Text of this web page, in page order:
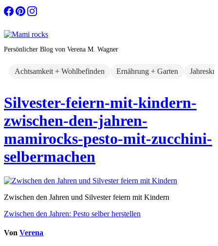
Zum
Inhalt
Persönlicher Blog von Verena M. Wagner
Achtsamkeit + Wohlbefinden Ernährung + Garten
Silvester-feiern-mit-kindern-
zwischen-den-jahren-
mamirocks-pesto-mit-zucchini-
selbermachen
Zwischen den Jahren und Silvester feiern mit Kindern
Beitragsnavigation
Zwischen den Jahren: Pesto selber herstellen
Von Verena